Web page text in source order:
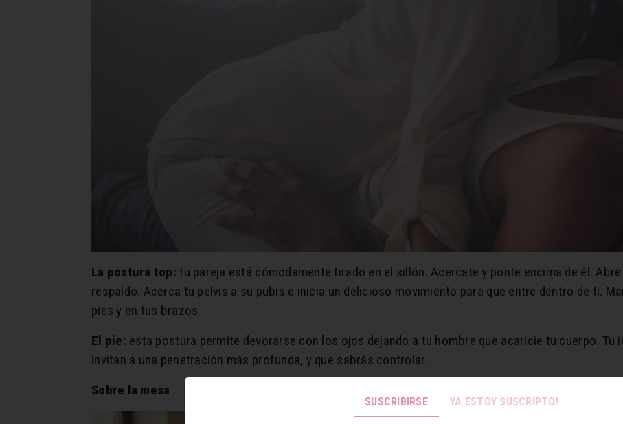
La postura top: tu pareja está cómodamente tirado en el sillón. Acercate y ponte encima de él.
respaldo. Acerca tu pelvis a su pubis e inicia un delicioso movimiento para que entre dentro de ti.
pies y en tus brazos.
El pie: esta postura permite devorarse con los ojos dejando a tu hombre que acaricie tu cuerpo. Tu
invitan a una penetración más profunda, y que sabrás controlar.
Sobre la mesa
SUSCRIBIRSE YA ESTOY SUSCRIPTO!